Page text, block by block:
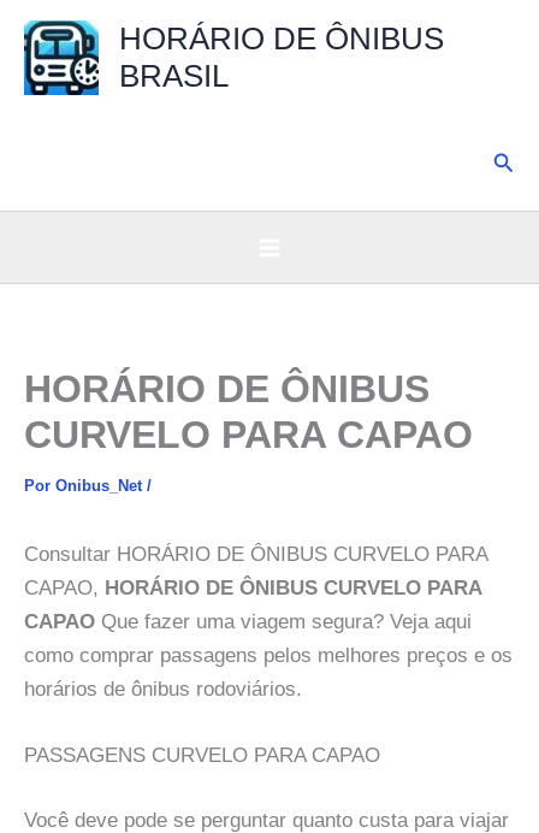
para
HORÁRIO DE ÔNIBUS
BRASIL
HORÁRIO DE ÔNIBUS
CURVELO PARA CAPAO
Por Onibus_Net /
Consultar HORÁRIO DE ÔNIBUS CURVELO PARA
CAPAO, HORÁRIO DE ÔNIBUS CURVELO PARA
CAPAO Que fazer uma viagem segura? Veja aqui
como comprar passagens pelos melhores preços e os
horários de ônibus rodoviários.
PASSAGENS CURVELO PARA CAPAO
Você deve pode se perguntar quanto custa para viajar